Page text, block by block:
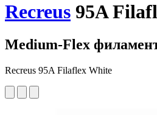
Recreus 95A
Medium-Flex
Recreus 95A Filaflex White